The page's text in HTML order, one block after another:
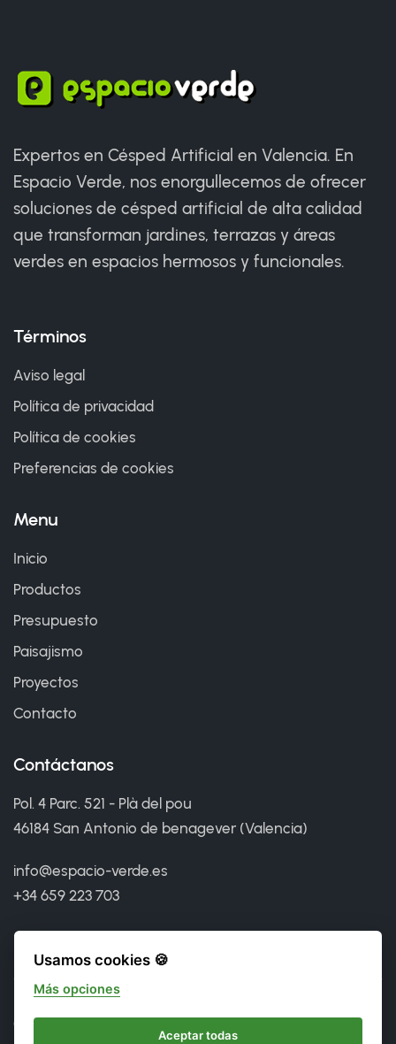
Expertos en Césped Artificial en Valencia. En
Espacio Verde, nos enorgullecemos de ofrecer
soluciones de césped artificial de alta calidad
que transforman jardines, terrazas y áreas
verdes en espacios hermosos y funcionales.
Términos
Aviso legal
Política de privacidad
Política de cookies
Preferencias de cookies
Menu
Inicio
Productos
Presupuesto
Paisajismo
Proyectos
Contacto
Contáctanos
Pol. 4 Parc. 521 - Plà del pou
46184 San Antonio de benagever (Valencia)
info@espacio-verde.es
+34 659 223 703
©
2026 Espacio Verde. Todos los derechos reservados.
Usamos cookies 🍪
Más opciones
Aceptar todas